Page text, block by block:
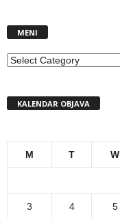
MENI
MENI
KALENDAR OBJAVA
M T W
3 4 5